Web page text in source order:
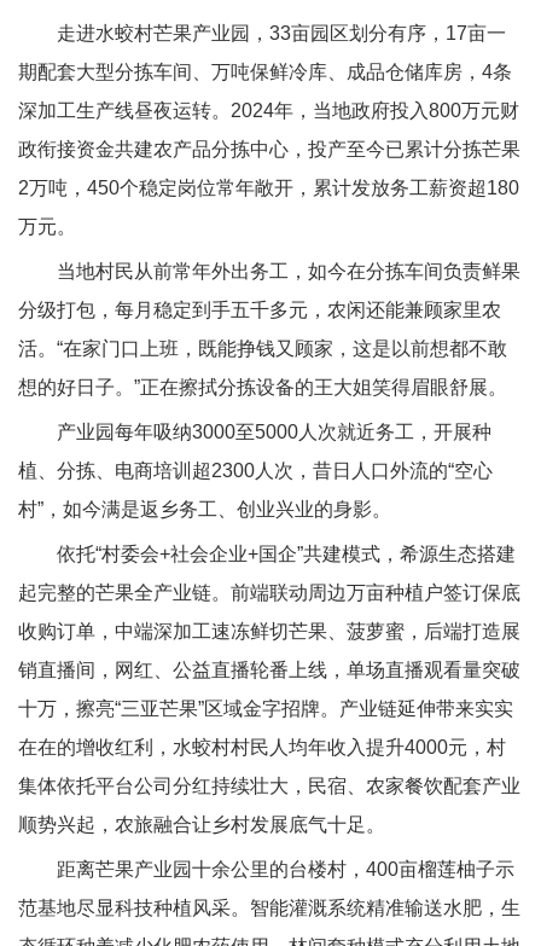
走进水蛟村芒果产业园，33亩园区划分有序，17亩一
期配套大型分拣车间、万吨保鲜冷库、成品仓储库房，4条
深加工生产线昼夜运转。2024年，当地政府投入800万元财
政衔接资金共建农产品分拣中心，投产至今已累计分拣芒果
2万吨，450个稳定岗位常年敞开，累计发放务工薪资超180
万元。
当地村民从前常年外出务工，如今在分拣车间负责鲜果
分级打包，每月稳定到手五千多元，农闲还能兼顾家里农
活。“在家门口上班，既能挣钱又顾家，这是以前想都不敢
想的好日子。”正在擦拭分拣设备的王大姐笑得眉眼舒展。
产业园每年吸纳3000至5000人次就近务工，开展种
植、分拣、电商培训超2300人次，昔日人口外流的“空心
村”，如今满是返乡务工、创业兴业的身影。
依托“村委会+社会企业+国企”共建模式，希源生态搭建
起完整的芒果全产业链。前端联动周边万亩种植户签订保底
收购订单，中端深加工速冻鲜切芒果、菠萝蜜，后端打造展
销直播间，网红、公益直播轮番上线，单场直播观看量突破
十万，擦亮“三亚芒果”区域金字招牌。产业链延伸带来实实
在在的增收红利，水蛟村村民人均年收入提升4000元，村
集体依托平台公司分红持续壮大，民宿、农家餐饮配套产业
顺势兴起，农旅融合让乡村发展底气十足。
距离芒果产业园十余公里的台楼村，400亩榴莲柚子示
范基地尽显科技种植风采。智能灌溉系统精准输送水肥，生